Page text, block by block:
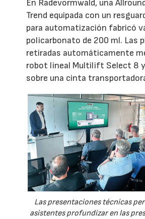
En Radevormwald, una
Trend equipada con un
para automatización fabricó
policarbonato de 200 ml. Las
retiradas automáticamente
robot lineal Multilift Select 8
sobre una cinta
Las presentaciones técnicas
asistentes profundizar en las